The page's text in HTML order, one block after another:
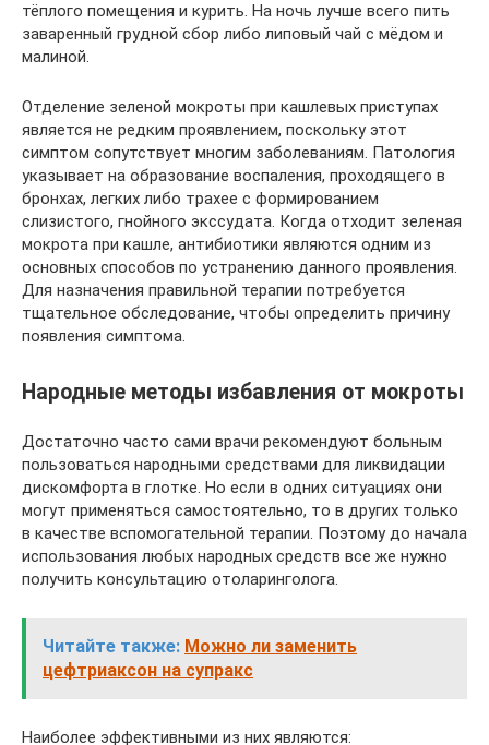
тёплого помещения и курить. На ночь лучше всего пить
заваренный грудной сбор либо липовый чай с мёдом и
малиной.
Отделение зеленой мокроты при кашлевых приступах
является не редким проявлением, поскольку этот
симптом сопутствует многим заболеваниям. Патология
указывает на образование воспаления, проходящего в
бронхах, легких либо трахее с формированием
слизистого, гнойного экссудата. Когда отходит зеленая
мокрота при кашле, антибиотики являются одним из
основных способов по устранению данного проявления.
Для назначения правильной терапии потребуется
тщательное обследование, чтобы определить причину
появления симптома.
Народные методы избавления от мокроты
Достаточно часто сами врачи рекомендуют больным
пользоваться народными средствами для ликвидации
дискомфорта в глотке. Но если в одних ситуациях они
могут применяться самостоятельно, то в других только
в качестве вспомогательной терапии. Поэтому до начала
использования любых народных средств все же нужно
получить консультацию отоларинголога.
Читайте также: Можно ли заменить
цефтриаксон на супракс
Наиболее эффективными из них являются: